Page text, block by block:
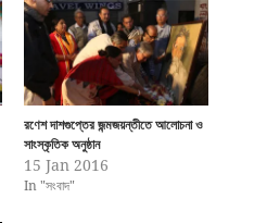
রণেশ দাশগুপ্তের জন্মজয়ন্তীতে আলোচনা ও
সাংস্কৃতিক অনুষ্ঠান
15 Jan 2016
In "সংবাদ"